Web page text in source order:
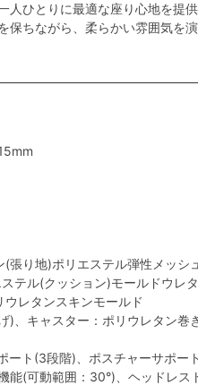
ひとりに最適な座り心地を提供
保ちながら、柔らかい雰囲気を
り地)ポリエステル弾性メッシュ
テル(クッション)モールドウレ
レタンスキンモールド
、キャスター：ポリウレタン巻
ト(3段階)、ポスチャーサポート
能(可動範囲：30°)、ヘッドレス